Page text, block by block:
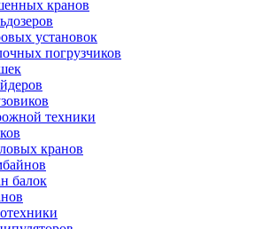
кранов
установок
погрузчиков
техники
кранов
балок